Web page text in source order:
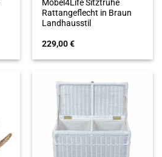
Möbel4Life Sitztruhe
Rattangeflecht in Braun
Landhausstil
229,00€